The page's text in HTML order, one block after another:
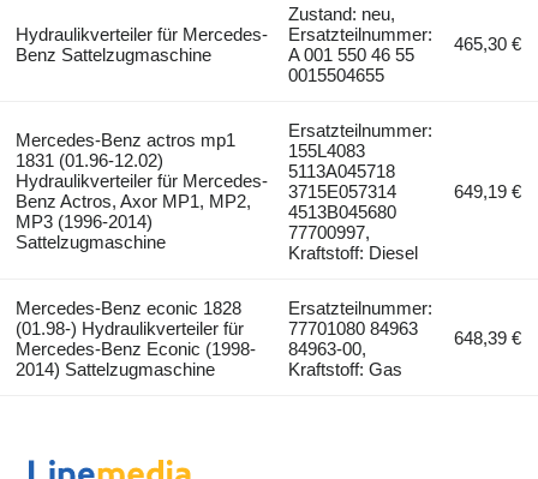
Hydraulikverteiler für Mercedes-
Benz Sattelzugmaschine
Zustand: neu,
Ersatzteilnummer:
A 001 550 46 55
0015504655
465,30 €
Mercedes-Benz actros mp1
1831 (01.96-12.02)
Hydraulikverteiler für Mercedes-
Benz Actros, Axor MP1, MP2,
MP3 (1996-2014)
Sattelzugmaschine
Ersatzteilnummer:
155L4083
5113A045718
3715E057314
4513B045680
77700997,
Kraftstoff: Diesel
649,19 €
Mercedes-Benz econic 1828
(01.98-) Hydraulikverteiler für
Mercedes-Benz Econic (1998-
2014) Sattelzugmaschine
Ersatzteilnummer:
77701080 84963
84963-00,
Kraftstoff: Gas
648,39 €